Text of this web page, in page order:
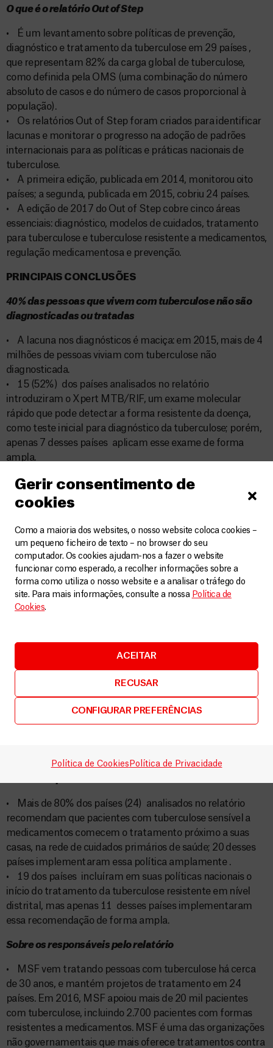
Gerir consentimento de
cookies
Como a maioria dos websites, o nosso website coloca cookies –
um pequeno ficheiro de texto – no browser do seu
computador. Os cookies ajudam-nos a fazer o website
funcionar como esperado, a recolher informações sobre a
forma como utiliza o nosso website e a analisar o tráfego do
site. Para mais informações, consulte a nossa Política de
Cookies.
ACEITAR
RECUSAR
CONFIGURAR PREFERÊNCIAS
Política de Cookies Política de Privacidade
O que é o relatório Out of Step
• É um levantamento sobre políticas de prevenção,
diagnóstico e tratamento da tuberculose em 29 países ,
que representam 82% da carga global de tuberculose,
como definida pela OMS (uma combinação do número
absoluto de casos e do número de casos proporcional à
população).
• Os relatórios Out of Step foram criados para identificar
lacunas e monitorar o progresso na adoção de padrões
internacionais para as políticas e práticas nacionais de
tuberculose.
• A primeira edição, publicada em 2014, monitorou oito
países; a segunda, publicada em 2015, cobriu 24 países.
• A edição de 2017 do Out of Step cobre cinco áreas
essenciais: diagnóstico, modelos de cuidados, tratamento
para tuberculose e tuberculose resistente a medicamentos,
regulação medicamentosa e prevenção.
PRINCIPAIS CONCLUSÕES
40% das pessoas que vivem com tuberculose não são
diagnosticadas ou tratadas
• A lacuna nos diagnósticos é maciça: em 2015, mais de 4
milhões de pessoas viviam com tuberculose não
diagnosticada.
• 15 (52%) dos países analisados no relatório
introduziram o Xpert MTB/RIF, um exame molecular
rápido que pode detectar a forma resistente da doença,
como teste inicial para diagnóstico da tuberculose; porém,
apenas 7 desses países aplicam esse exame de forma
ampla.
Países estão demorando a introduzir novos tratamentos
para tuberculose
forma ampla, medicamentos pediátricos em doses fixas
combinadas, que são mais fáceis de serem usados e
ministrados a crianças.
• Em certas condições e para as pessoas elegíveis, a
duração dos tratamentos de tuberculose multirresistente
pode ser reduzida para nove meses. Apenas 13 países
• 79% (23) dos países analisados no relatório incluíram o
medicamento mais novo, a bedaquilina, em seus protocolos
nacionais, e 62% (18) dos países incluíram a delamanida.
• Globalmente, apenas 5% das pessoas que vivem com
tuberculose resistente têm acesso a regimes de
Aproximar as pessoas do tratamento: um longo
• Mais de 80% dos países (24) analisados no relatório
recomendam que pacientes com tuberculose sensível a
medicamentos comecem o tratamento próximo a suas
casas, na rede de cuidados primários de saúde; 20 desses
países implementaram essa política amplamente .
• 19 dos países incluíram em suas políticas nacionais o
início do tratamento da tuberculose resistente em nível
distrital, mas apenas 11 desses países implementaram
essa recomendação de forma ampla.
Sobre os responsáveis pelo relatório
• MSF vem tratando pessoas com tuberculose há cerca
de 30 anos, e mantém projetos de tratamento em 24
países. Em 2016, MSF apoiou mais de 20 mil pacientes
com tuberculose, incluindo 2.700 pacientes com formas
resistentes a medicamentos. MSF é uma das organizações
não governamentais que mais oferece tratamentos contra